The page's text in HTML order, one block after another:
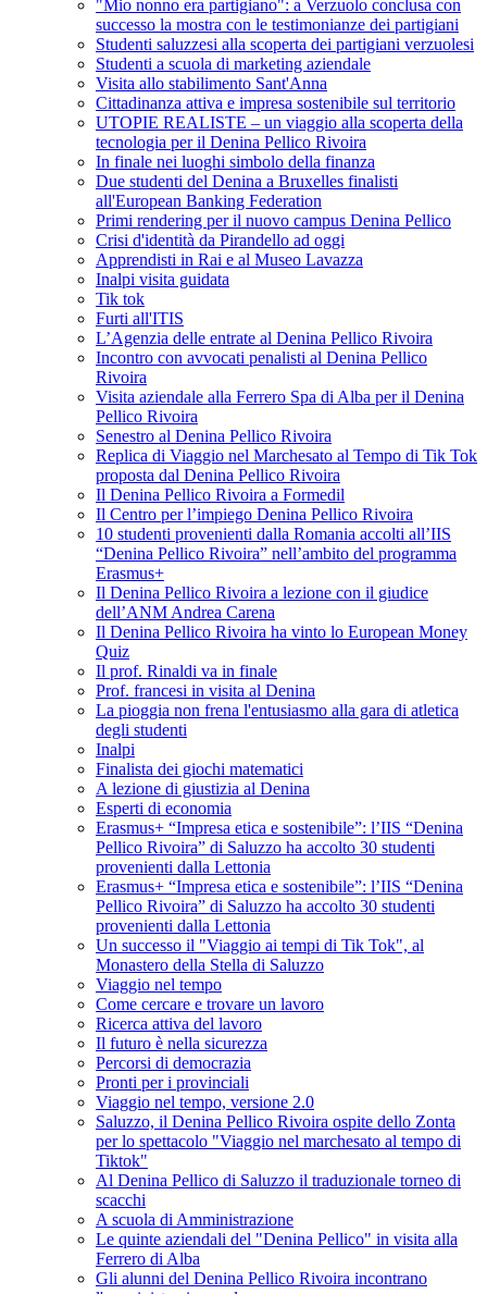
"Mio nonno era partigiano": a Verzuolo conclusa con
successo la mostra con le testimonianze dei partigiani
Studenti saluzzesi alla scoperta dei partigiani verzuolesi
Studenti a scuola di marketing aziendale
Visita allo stabilimento Sant'Anna
Cittadinanza attiva e impresa sostenibile sul territorio
UTOPIE REALISTE – un viaggio alla scoperta della
tecnologia per il Denina Pellico Rivoira
In finale nei luoghi simbolo della finanza
Due studenti del Denina a Bruxelles finalisti
all'European Banking Federation
Primi rendering per il nuovo campus Denina Pellico
Crisi d'identità da Pirandello ad oggi
Apprendisti in Rai e al Museo Lavazza
Inalpi visita guidata
Tik tok
Furti all'ITIS
L’Agenzia delle entrate al Denina Pellico Rivoira
Incontro con avvocati penalisti al Denina Pellico
Rivoira
Visita aziendale alla Ferrero Spa di Alba per il Denina
Pellico Rivoira
Senestro al Denina Pellico Rivoira
Replica di Viaggio nel Marchesato al Tempo di Tik Tok
proposta dal Denina Pellico Rivoira
Il Denina Pellico Rivoira a Formedil
Il Centro per l’impiego Denina Pellico Rivoira
10 studenti provenienti dalla Romania accolti all’IIS
“Denina Pellico Rivoira” nell’ambito del programma
Erasmus+
Il Denina Pellico Rivoira a lezione con il giudice
dell’ANM Andrea Carena
Il Denina Pellico Rivoira ha vinto lo European Money
Quiz
Il prof. Rinaldi va in finale
Prof. francesi in visita al Denina
La pioggia non frena l'entusiasmo alla gara di atletica
degli studenti
Inalpi
Finalista dei giochi matematici
A lezione di giustizia al Denina
Esperti di economia
Erasmus+ “Impresa etica e sostenibile”: l’IIS “Denina
Pellico Rivoira” di Saluzzo ha accolto 30 studenti
provenienti dalla Lettonia
Erasmus+ “Impresa etica e sostenibile”: l’IIS “Denina
Pellico Rivoira” di Saluzzo ha accolto 30 studenti
provenienti dalla Lettonia
Un successo il "Viaggio ai tempi di Tik Tok", al
Monastero della Stella di Saluzzo
Viaggio nel tempo
Come cercare e trovare un lavoro
Ricerca attiva del lavoro
Il futuro è nella sicurezza
Percorsi di democrazia
Pronti per i provinciali
Viaggio nel tempo, versione 2.0
Saluzzo, il Denina Pellico Rivoira ospite dello Zonta
per lo spettacolo "Viaggio nel marchesato al tempo di
Tiktok"
Al Denina Pellico di Saluzzo il traduzionale torneo di
scacchi
A scuola di Amministrazione
Le quinte aziendali del "Denina Pellico" in visita alla
Ferrero di Alba
Gli alunni del Denina Pellico Rivoira incontrano